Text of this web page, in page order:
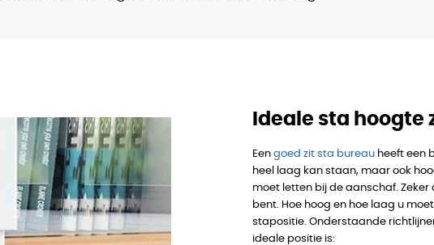
Ideale sta hoogte
Een goed zit sta bureau heeft een
heel laag kan staan, maar ook
moet letten bij de aanschaf.
bent. Hoe hoog en hoe laag u
stapositie. Onderstaande
ideale positie is: